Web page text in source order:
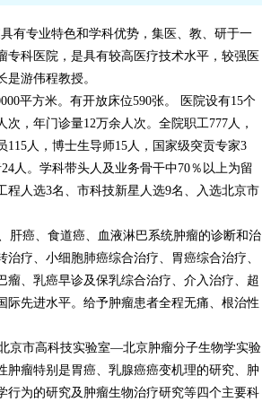
有专业特色和学科优势，集医、教、研于一
科医院，是具有较高医疗技术水平，较强医
游伟程教授。
平方米。有开放床位590张。 医院设有15个
，年门诊量12万余人次。全院职工777人，
人，博士生导师15人，国家级突贡专家3
人。学科带头人及业务骨干中70％以上为留
人选3名、市科技新星人选9名、入选北京市
癌、食道癌、血液淋巴系统肿瘤的诊断和治
疗、小细胞肺癌综合治疗、胃癌综合治疗、
、乳癌早诊及保乳综合治疗、介入治疗、超
先进水平。给予肿瘤患者全程无痛、根治性
京市高科技实验室—北京肿瘤分子生物学实验
瘤特别是胃癌、乳腺癌癌变机理的研究、肿
为的研究及肿瘤生物治疗研究等四个主要科